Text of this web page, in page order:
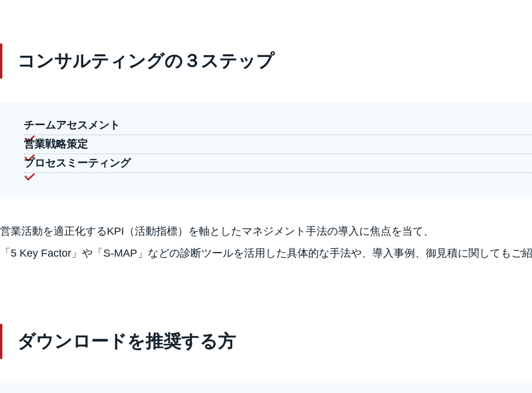
コンサルティングの３ステップ
チームアセスメント
営業戦略策定
プロセスミーティング
営業活動を適正化するKPI（活動指標）を軸としたマネジメント手法の導入に焦点を当て、
「5 Key Factor」や「S-MAP」などの診断ツールを活用した具体的な手法や、導入事例、御見積に関してもご紹
ダウンロードを推奨する方